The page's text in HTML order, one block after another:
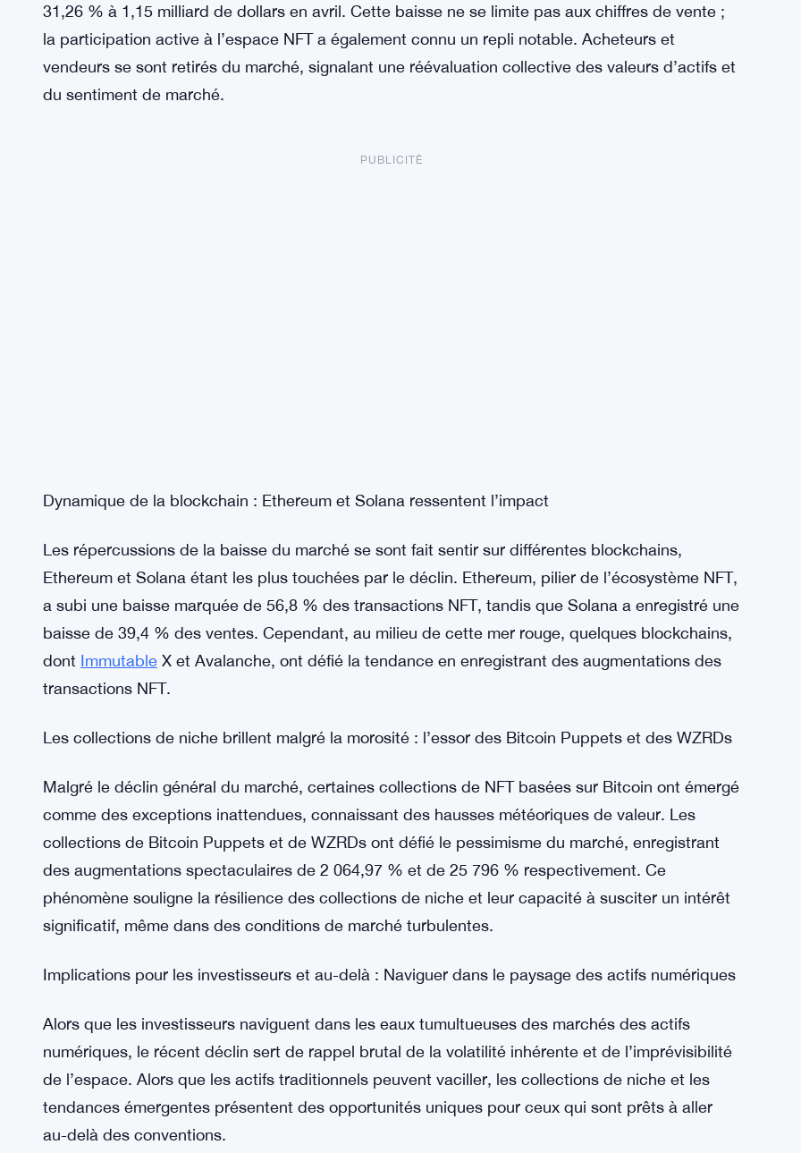
31,26 % à 1,15 milliard de dollars en avril. Cette baisse ne se limite pas aux chiffres de vente ;
la participation active à l’espace NFT a également connu un repli notable. Acheteurs et
vendeurs se sont retirés du marché, signalant une réévaluation collective des valeurs d’actifs et
du sentiment de marché.
PUBLICITÉ
Dynamique de la blockchain : Ethereum et Solana ressentent l’impact
Les répercussions de la baisse du marché se sont fait sentir sur différentes blockchains,
Ethereum et Solana étant les plus touchées par le déclin. Ethereum, pilier de l’écosystème NFT,
a subi une baisse marquée de 56,8 % des transactions NFT, tandis que Solana a enregistré une
baisse de 39,4 % des ventes. Cependant, au milieu de cette mer rouge, quelques blockchains,
dont Immutable X et Avalanche, ont défié la tendance en enregistrant des augmentations des
transactions NFT.
Les collections de niche brillent malgré la morosité : l’essor des Bitcoin Puppets et des WZRDs
Malgré le déclin général du marché, certaines collections de NFT basées sur Bitcoin ont émergé
comme des exceptions inattendues, connaissant des hausses météoriques de valeur. Les
collections de Bitcoin Puppets et de WZRDs ont défié le pessimisme du marché, enregistrant
des augmentations spectaculaires de 2 064,97 % et de 25 796 % respectivement. Ce
phénomène souligne la résilience des collections de niche et leur capacité à susciter un intérêt
significatif, même dans des conditions de marché turbulentes.
Implications pour les investisseurs et au-delà : Naviguer dans le paysage des actifs numériques
Alors que les investisseurs naviguent dans les eaux tumultueuses des marchés des actifs
numériques, le récent déclin sert de rappel brutal de la volatilité inhérente et de l’imprévisibilité
de l’espace. Alors que les actifs traditionnels peuvent vaciller, les collections de niche et les
tendances émergentes présentent des opportunités uniques pour ceux qui sont prêts à aller
au-delà des conventions.